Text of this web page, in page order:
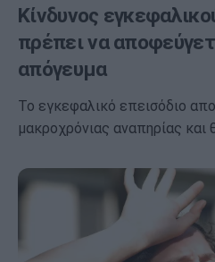
Κίνδυνος
πρέπει να
απόγευμα
Το εγκεφαλικό επεισόδιο
μακροχρόνιας αναπηρίας και